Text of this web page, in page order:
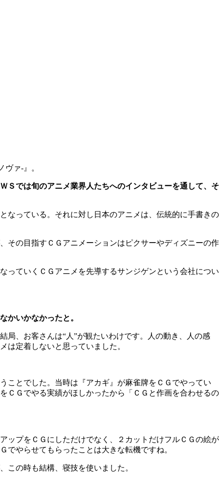
ァ-』。
では旬のアニメ業界人たちへのインタビューを通して、そ
なっている。それに対し日本のアニメは、伝統的に手書きの
その目指すＣＧアニメーションはピクサーやディズニーの作
っていくＣＧアニメを先導するサンジゲンという会社につい
かいかなかったと。
、お客さんは“人”が観たいわけです。人の動き、人の感
は定着しないと思っていました。
ことでした。当時は『アカギ』が麻雀牌をＣＧでやってい
ＣＧでやる実績がほしかったから「ＣＧと作画を合わせるの
ップをＣＧにしただけでなく、２カットだけフルＣＧの絵が
やらせてもらったことは大きな転機ですね。
の時も結構、寝技を使いました。